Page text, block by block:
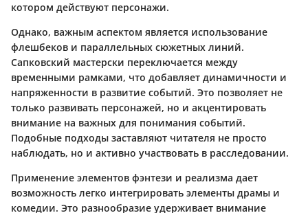
котором действуют персонажи.
Однако, важным аспектом является использование
флешбеков и параллельных сюжетных линий.
Сапковский мастерски переключается между
временными рамками, что добавляет динамичности и
напряженности в развитие событий. Это позволяет не
только развивать персонажей, но и акцентировать
внимание на важных для понимания событий.
Подобные подходы заставляют читателя не просто
наблюдать, но и активно участвовать в расследовании.
Применение элементов фэнтези и реализма дает
возможность легко интегрировать элементы драмы и
комедии. Это разнообразие удерживает внимание